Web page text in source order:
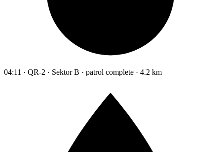
04:11 · QR-2 · Sektor B · patrol complete · 4.2 km